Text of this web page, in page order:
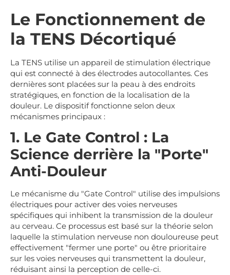
Le Fonctionnement de
la TENS Décortiqué
La TENS utilise un appareil de stimulation électrique
qui est connecté à des électrodes autocollantes. Ces
dernières sont placées sur la peau à des endroits
stratégiques, en fonction de la localisation de la
douleur. Le dispositif fonctionne selon deux
mécanismes principaux :
1. Le Gate Control : La
Science derrière la "Porte"
Anti-Douleur
Le mécanisme du "Gate Control" utilise des impulsions
électriques pour activer des voies nerveuses
spécifiques qui inhibent la transmission de la douleur
au cerveau. Ce processus est basé sur la théorie selon
laquelle la stimulation nerveuse non douloureuse peut
effectivement "fermer une porte" ou être prioritaire
sur les voies nerveuses qui transmettent la douleur,
réduisant ainsi la perception de celle-ci.